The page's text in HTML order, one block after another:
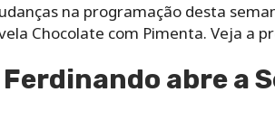
na programação desta
Chocolate com Pimenta. Veja a
Ferdinando abre a